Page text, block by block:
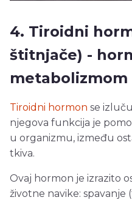
4. Tiroidni
štitnjače) -
metabolizmom
Tiroidni hormon se
njegova funkcija je
u organizmu, između
tkiva.
Ovaj hormon je izrazito
životne navike: spavanje